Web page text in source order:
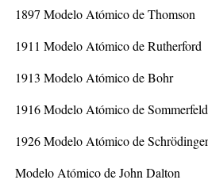
1897 Modelo Atómico de Thomson
1911 Modelo Atómico de Rutherford
1913 Modelo Atómico de Bohr
1916 Modelo Atómico de Sommerfeld
1926 Modelo Atómico de Schrödinger
Modelo Atómico de John Dalton